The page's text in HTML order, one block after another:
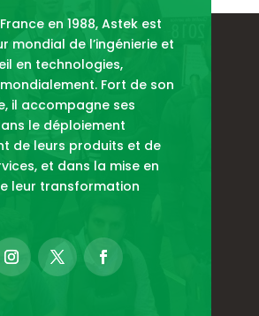
en 1988, Astek est
mondial de l’ingénierie et
en technologies,
Fort de son
il accompagne ses
le déploiement
de leurs produits et de
et dans la mise en
leur transformation